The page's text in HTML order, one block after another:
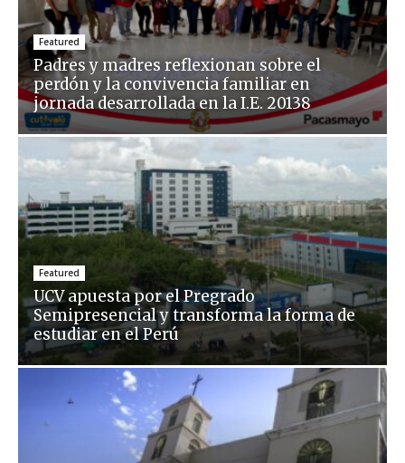
Featured
Padres y madres reflexionan sobre el
perdón y la convivencia familiar en
jornada desarrollada en la I.E. 20138
Featured
UCV apuesta por el Pregrado
Semipresencial y transforma la forma de
estudiar en el Perú